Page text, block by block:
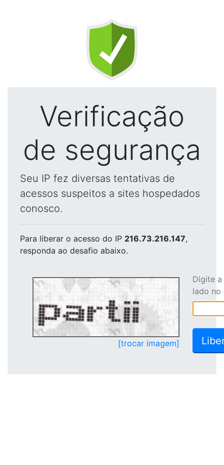
Verificação
de segurança
Seu IP fez diversas tentativas de
acessos suspeitos a sites hospedados
conosco.
Para liberar o acesso do IP 216.73.216.147,
responda ao desafio abaixo.
[trocar imagem]
Digite
lado no